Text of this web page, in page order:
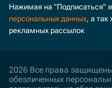
Нажимая на "Подписаться"
персональных данных, а так
рекламных рассылок
2026 Все права
обезличенных